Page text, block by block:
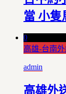
當 小
0
高雄-台南
admin
高雄外